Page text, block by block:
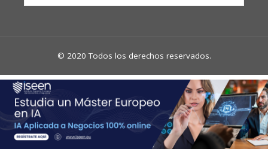
© 2020 Todos los derechos reservados.